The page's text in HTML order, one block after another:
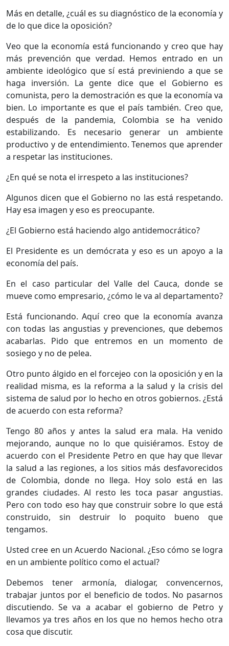
Más en detalle, ¿cuál es su diagnóstico de la economía y
de lo que dice la oposición?
Veo que la economía está funcionando y creo que hay
más prevención que verdad. Hemos entrado en un
ambiente ideológico que sí está previniendo a que se
haga inversión. La gente dice que el Gobierno es
comunista, pero la demostración es que la economía va
bien. Lo importante es que el país también. Creo que,
después de la pandemia, Colombia se ha venido
estabilizando. Es necesario generar un ambiente
productivo y de entendimiento. Tenemos que aprender
a respetar las instituciones.
¿En qué se nota el irrespeto a las instituciones?
Algunos dicen que el Gobierno no las está respetando.
Hay esa imagen y eso es preocupante.
¿El Gobierno está haciendo algo antidemocrático?
El Presidente es un demócrata y eso es un apoyo a la
economía del país.
En el caso particular del Valle del Cauca, donde se
mueve como empresario, ¿cómo le va al departamento?
Está funcionando. Aquí creo que la economía avanza
con todas las angustias y prevenciones, que debemos
acabarlas. Pido que entremos en un momento de
sosiego y no de pelea.
Otro punto álgido en el forcejeo con la oposición y en la
realidad misma, es la reforma a la salud y la crisis del
sistema de salud por lo hecho en otros gobiernos. ¿Está
de acuerdo con esta reforma?
Tengo 80 años y antes la salud era mala. Ha venido
mejorando, aunque no lo que quisiéramos. Estoy de
acuerdo con el Presidente Petro en que hay que llevar
la salud a las regiones, a los sitios más desfavorecidos
de Colombia, donde no llega. Hoy solo está en las
grandes ciudades. Al resto les toca pasar angustias.
Pero con todo eso hay que construir sobre lo que está
construido, sin destruir lo poquito bueno que
tengamos.
Usted cree en un Acuerdo Nacional. ¿Eso cómo se logra
en un ambiente político como el actual?
Debemos tener armonía, dialogar, convencernos,
trabajar juntos por el beneficio de todos. No pasarnos
discutiendo. Se va a acabar el gobierno de Petro y
llevamos ya tres años en los que no hemos hecho otra
cosa que discutir.